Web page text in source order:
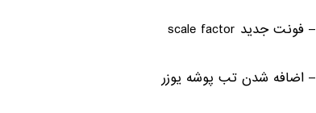
– فونت جدید scale factor
– اضافه شدن تب پوشه یوزر